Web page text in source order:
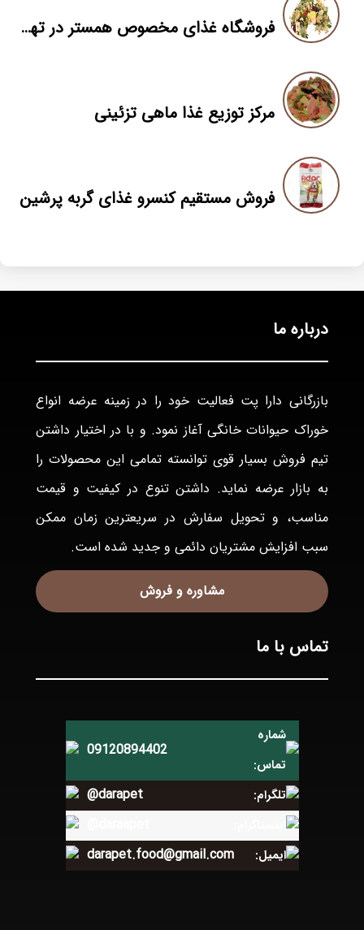
فروشگاه غذای مخصوص همستر در تهران
مرکز توزیع غذا ماهی تزئینی
فروش مستقیم کنسرو غذای گربه پرشین
درباره ما
بازرگانی دارا پت فعاليت خود را در زمينه عرضه انواع
خوراک حيوانات خانگی آغاز نمود. و با در اختيار داشتن
تيم فروش بسيار قوی توانسته تمامی اين محصولات را
به بازار عرضه نمايد. داشتن تنوع در كيفيت و قيمت
مناسب، و تحويل سفارش در سريعترين زمان ممكن
سبب افزايش مشتريان دائمی و جديد شده است.
مشاوره و فروش
تماس با ما
شماره
تماس:
09120894402
تلگرام: @darapet
ایمیل: darapet.food@gmail.com